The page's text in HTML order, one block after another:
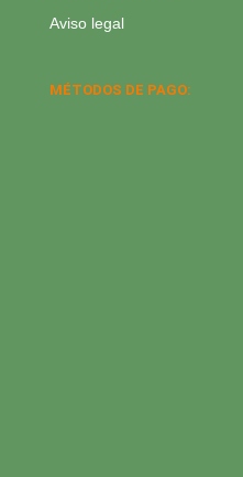
Aviso legal
MÉTODOS DE PAGO: